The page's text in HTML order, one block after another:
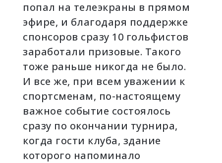
попал на телеэкраны в прямом
эфире, и благодаря поддержке
спонсоров сразу 10 гольфистов
заработали призовые. Такого
тоже раньше никогда не было.
И все же, при всем уважении к
спортсменам, по-настоящему
важное событие состоялось
сразу по окончании турнира,
когда гости клуба, здание
которого напоминало